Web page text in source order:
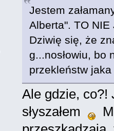
Jestem
Alberta". TO
Dziwię się, że
g...nosłowiu, bo
przekleństw
Ale gdzie, co?!
słyszałem
Mi